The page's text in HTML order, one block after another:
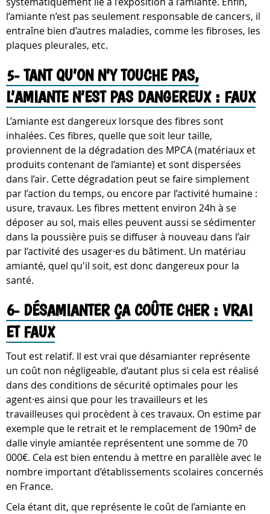
l’amiante n’est pas seulement responsable de cancers, il
entraîne bien d’autres maladies, comme les fibroses, les
plaques pleurales, etc.
5- TANT QU’ON N’Y TOUCHE PAS,
L’AMIANTE N’EST PAS DANGEREUX : FAUX
L’amiante est dangereux lorsque des fibres sont
inhalées. Ces fibres, quelle que soit leur taille,
proviennent de la dégradation des MPCA (matériaux et
produits contenant de l’amiante) et sont dispersées
dans l’air. Cette dégradation peut se faire simplement
par l’action du temps, ou encore par l’activité humaine :
usure, travaux. Les fibres mettent environ 24h à se
déposer au sol, mais elles peuvent aussi se sédimenter
dans la poussière puis se diffuser à nouveau dans l’air
par l’activité des usager·es du bâtiment. Un matériau
amianté, quel qu'il soit, est donc dangereux pour la
santé.
6- DÉSAMIANTER ÇA COÛTE CHER : VRAI
ET FAUX
Tout est relatif. Il est vrai que désamianter représente
un coût non négligeable, d’autant plus si cela est réalisé
dans des conditions de sécurité optimales pour les
agent·es ainsi que pour les travailleurs et les
travailleuses qui procèdent à ces travaux. On estime par
exemple que le retrait et le remplacement de 190m² de
dalle vinyle amiantée représentent une somme de 70
000€. Cela est bien entendu à mettre en parallèle avec le
nombre important d’établissements scolaires concernés
en France.
Cela étant dit, que représente le coût de l’amiante en